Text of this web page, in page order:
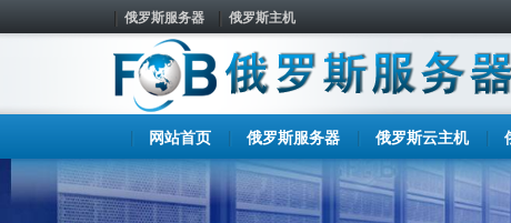
俄罗斯服务器 俄罗斯主机
网站首页 俄罗斯服务器 俄罗斯云主机